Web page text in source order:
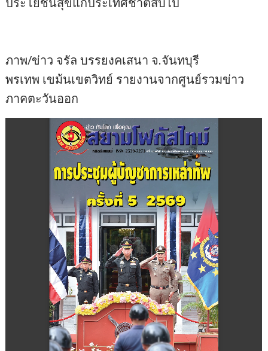
ภาพ/ข่าว จรัล บรรยงคเสนา จ.จันทบุรี
พรเทพ เขม้นเขตวิทย์ รายงานจากศูนย์รวมข่าว
ภาคตะวันออก